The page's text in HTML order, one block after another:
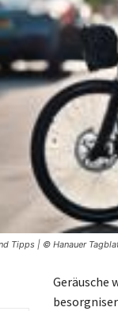
Tipps | © Hanauer
Geräusche